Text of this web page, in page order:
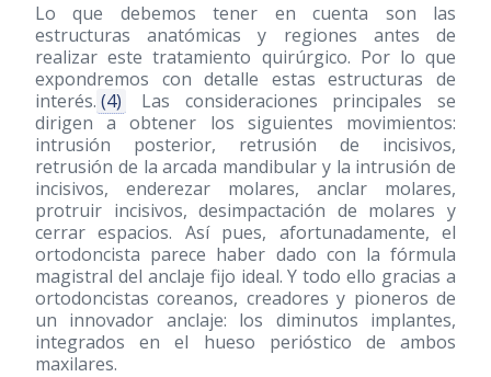
Lo que debemos tener en cuenta son las
estructuras anatómicas y regiones antes de
realizar este tratamiento quirúrgico. Por lo que
expondremos con detalle estas estructuras de
interés. (4)
Las consideraciones principales se
dirigen a obtener los siguientes movimientos:
intrusión posterior, retrusión de incisivos,
retrusión de la arcada mandibular y la intrusión de
incisivos, enderezar molares, anclar molares,
protruir incisivos, desimpactación de molares y
cerrar espacios. Así pues, afortunadamente, el
ortodoncista parece haber dado con la fórmula
magistral del anclaje fijo ideal. Y todo ello gracias a
ortodoncistas coreanos, creadores y pioneros de
un innovador anclaje: los diminutos implantes,
integrados en el hueso perióstico de ambos
maxilares.